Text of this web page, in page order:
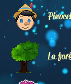
La